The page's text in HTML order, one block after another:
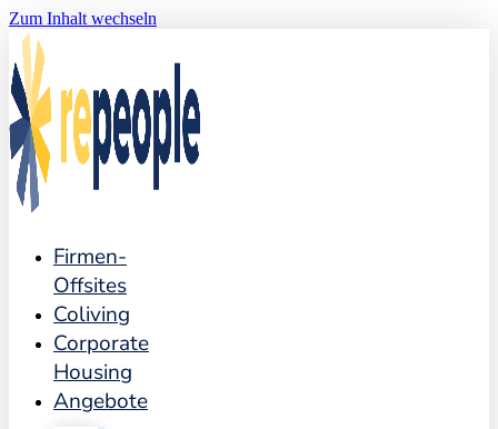
Zum Inhalt wechseln
Firmen-
Offsites
Coliving
Corporate
Housing
Angebote